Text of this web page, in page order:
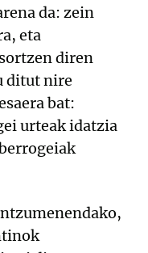
da: zein
eta
diren
ditut nire
bat:
urteak idatzia